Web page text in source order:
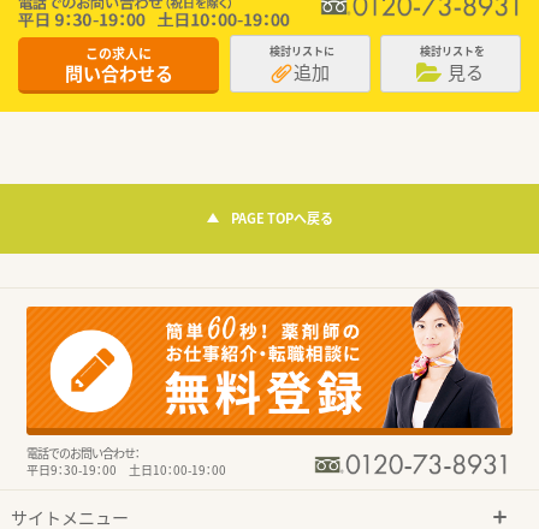
この求人に
問い合わせる
検討リストに
追加
検討リストを
見る
PAGE TOPへ戻る
電話でのお問い合わせ：
平日9：30-19：00 土日10：00-19：00
サイトメニュー